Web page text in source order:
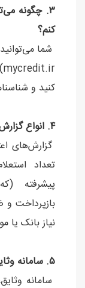
۳. چگونه
کنم؟
شما
mycredit.ir) درخواست
کنید و
۴. انواع گزارش‌های اعتباری چه تفاوتی با هم دارند؟
گزارش‌های
تعداد
پیشرفته
بازپرداخت و
نیاز بانک
۵. سامانه وثایق چیست و چه کاربردی دارد؟
سامانه